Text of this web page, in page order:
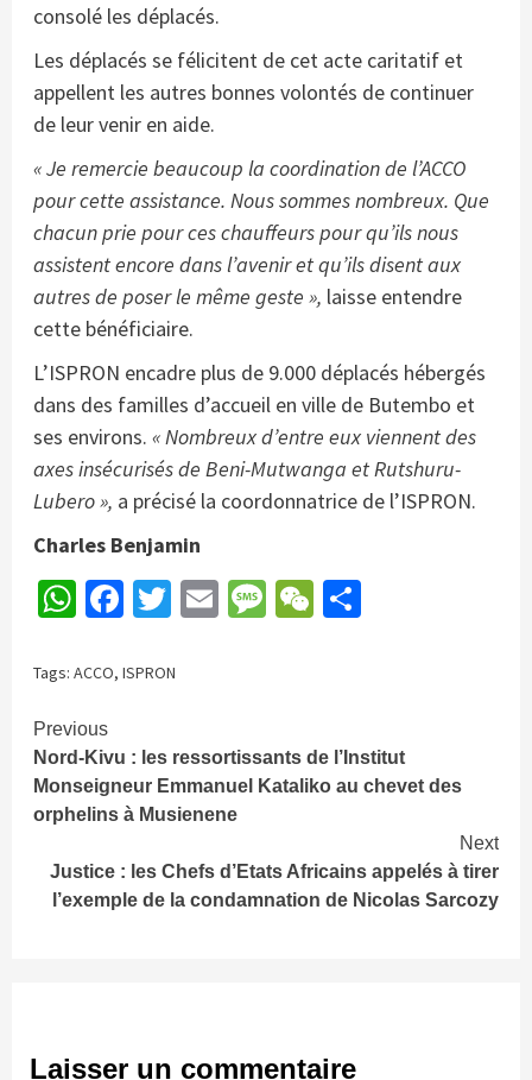
consolé les déplacés.
Les déplacés se félicitent de cet acte caritatif et
appellent les autres bonnes volontés de continuer
de leur venir en aide.
« Je remercie beaucoup la coordination de l’ACCO
pour cette assistance. Nous sommes nombreux. Que
chacun prie pour ces chauffeurs pour qu’ils nous
assistent encore dans l’avenir et qu’ils disent aux
autres de poser le même geste », laisse entendre
cette bénéficiaire.
L’ISPRON encadre plus de 9.000 déplacés hébergés
dans des familles d’accueil en ville de Butembo et
ses environs. « Nombreux d’entre eux viennent des
axes insécurisés de Beni-Mutwanga et Rutshuru-
Lubero », a précisé la coordonnatrice de l’ISPRON.
Charles Benjamin
WhatsApp
Facebook
Twitter
EmailMessage
WeChat
Tags: ACCO, ISPRON
Continue
Reading
Previous
Nord-Kivu : les ressortissants de l’Institut
Monseigneur Emmanuel Kataliko au chevet des
orphelins à Musienene
Next
Justice : les Chefs d’Etats Africains appelés à tirer
l’exemple de la condamnation de Nicolas Sarcozy
Laisser un commentaire